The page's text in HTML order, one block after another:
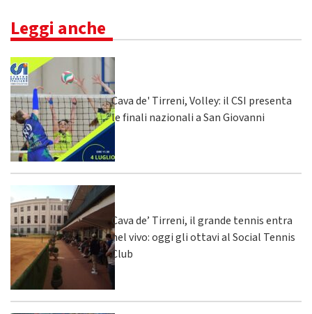
Leggi anche
Cava de' Tirreni, Volley: il CSI presenta
le finali nazionali a San Giovanni
Cava de’ Tirreni, il grande tennis entra
nel vivo: oggi gli ottavi al Social Tennis
Club